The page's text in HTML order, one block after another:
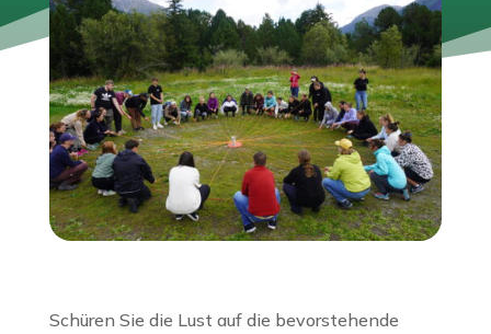
Schüren Sie die Lust auf die bevorstehende